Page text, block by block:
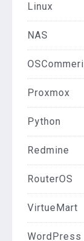
Linux
NAS
Proxmox
Python
Redmine
RouterOS
VirtueMart
WordPress